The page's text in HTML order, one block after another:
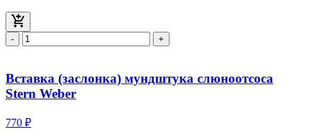
- +
Вставка (заслонка) мундштука слюноотсоса
Stern Weber
770 ₽